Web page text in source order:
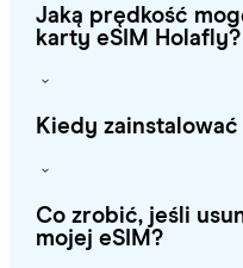
Jaką prędkość
karty eSIM Holafly?
Kiedy zainstalować
Co zrobić, jeśli
mojej eSIM?